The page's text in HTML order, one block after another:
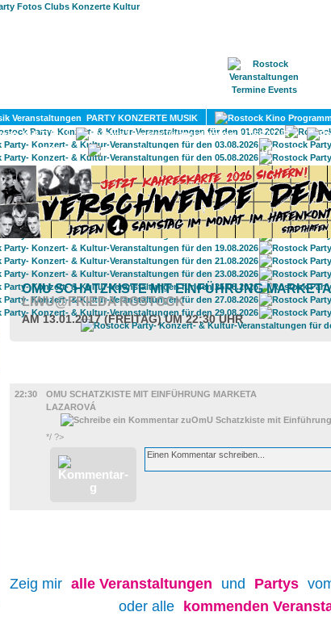
PARTY KONZERTE MUSIK
KULTUR
LITERATUR
DIVERSES
UMLAND
OMU SCHATZKISTE MIT EINFÜHRUNG
LIWU@FRIEDA ROSTOCK
AM 13.01.2017 (FREITAG) UM 22:30 UHR
22:30
OMU SCHATZKISTE MIT EINFÜHRUNG MARKETA
LAZAROVÁ
*/ ?>
Zeig mir alle Veranstaltungen und Partys
oder alle
kommenden